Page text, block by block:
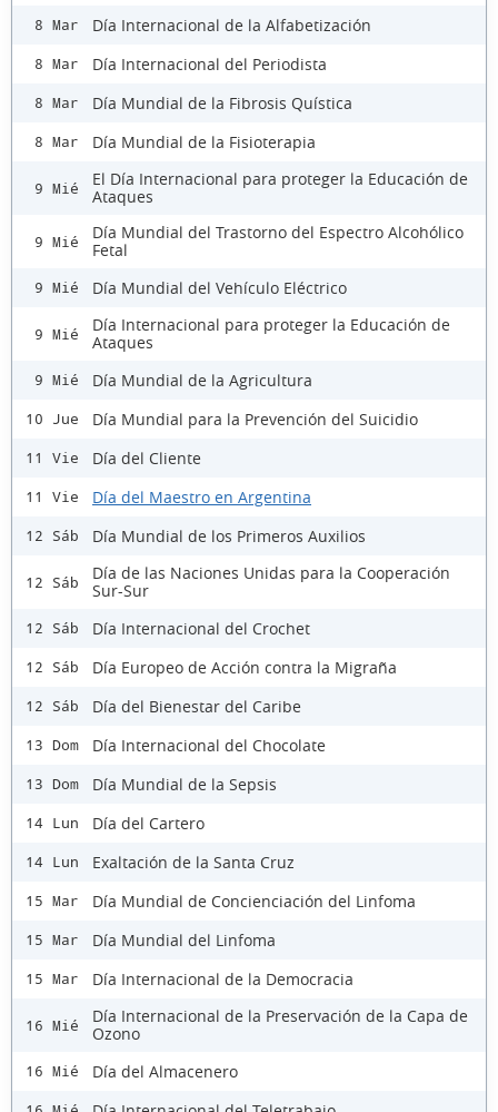
8 Mar Día Internacional de la Alfabetización
8 Mar Día Internacional del Periodista
8 Mar Día Mundial de la Fibrosis Quística
8 Mar Día Mundial de la Fisioterapia
9 Mié
El Día Internacional para proteger la Educación de
Ataques
9 Mié
Día Mundial del Trastorno del Espectro Alcohólico
Fetal
9 Mié Día Mundial del Vehículo Eléctrico
9 Mié
Día Internacional para proteger la Educación de
Ataques
9 Mié Día Mundial de la Agricultura
10 Jue Día Mundial para la Prevención del Suicidio
11 Vie Día del Cliente
11 Vie Día del Maestro en Argentina
12 Sáb Día Mundial de los Primeros Auxilios
12 Sáb
Día de las Naciones Unidas para la Cooperación
Sur-Sur
12 Sáb Día Internacional del Crochet
12 Sáb Día Europeo de Acción contra la Migraña
12 Sáb Día del Bienestar del Caribe
13 Dom Día Internacional del Chocolate
13 Dom Día Mundial de la Sepsis
14 Lun Día del Cartero
14 Lun Exaltación de la Santa Cruz
15 Mar Día Mundial de Concienciación del Linfoma
15 Mar Día Mundial del Linfoma
15 Mar Día Internacional de la Democracia
16 Mié
Día Internacional de la Preservación de la Capa de
Ozono
16 Mié Día del Almacenero